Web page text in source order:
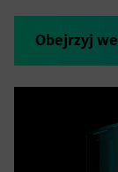
Obejrzyj